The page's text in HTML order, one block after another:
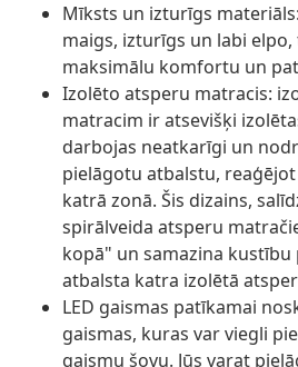
Mīksts un izturīgs
maigs, izturīgs un labi
maksimālu komfortu un
Izolēto atsperu matracis:
matracim ir atsevišķi
darbojas neatkarīgi un
pielāgotu atbalstu,
katrā zonā. Šis dizains,
spirālveida atsperu
kopā" un samazina kustību
atbalsta katra izolētā
LED gaismas patīkamai
gaismas, kuras var viegli
gaismu šovu. Jūs varat